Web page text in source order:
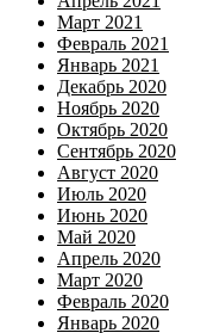
Март 2021
Февраль 2021
Январь 2021
Декабрь 2020
Ноябрь 2020
Октябрь 2020
Сентябрь 2020
Август 2020
Июль 2020
Июнь 2020
Май 2020
Апрель 2020
Март 2020
Февраль 2020
Январь 2020